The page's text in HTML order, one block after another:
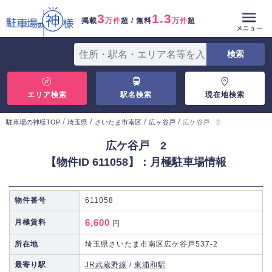
掲載3万件超 / 無料1.3万件超
エリア検索 駅名検索 現在地検索
駐車場の神様TOP / 埼玉県 / さいたま市南区 / 広ヶ谷戸 / 広ケ谷戸 2
広ケ谷戸 2
【物件ID 611058】：月極駐車場情報
物件番号 611058
月極賃料 6,600 円
所在地 埼玉県さいたま市南区広ケ谷戸537-2
最寄り駅 JR武蔵野線 / 東浦和駅